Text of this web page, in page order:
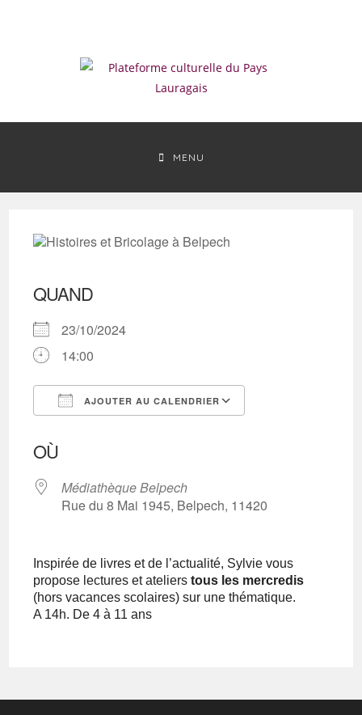
MENU
QUAND
23/10/2024
14:00
AJOUTER AU CALENDRIER
OÙ
Médiathèque Belpech
Rue du 8 Mai 1945, Belpech, 11420
Inspirée de livres et de l’actualité, Sylvie vous
propose lectures et atelierstous les mercredis
(hors vacances scolaires) sur une thématique.
A 14h. De 4 à 11 ans